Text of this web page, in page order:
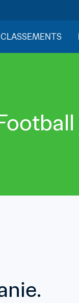
CLASSEMENTS